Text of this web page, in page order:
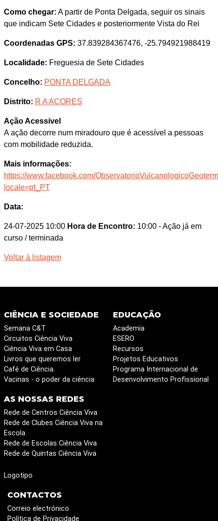
Como chegar: A partir de Ponta Delgada, seguir os sinais
que indicam Sete Cidades e posteriormente Vista do Rei
Coordenadas GPS: 37.839284367476, -25.794921988419
Localidade: Freguesia de Sete Cidades
Concelho: PONTA DELGADA
Distrito: R A ACORES
Ação Acessivel
A ação decorre num miradouro que é acessível a pessoas
com mobilidade reduzida.
Mais informações:
https://www.facebook.com/
locale=pt_PT
Data:
24-07-2025 10:00 Hora de Encontro: 10:00 - Ação já em
curso / terminada
Voltar à listagem
CIÊNCIA E SOCIEDADE
Semana C&T
Circuitos Ciência Viva
Ciência Viva em Casa
Livros que queremos ler
Café de Ciência
Vacinas - o poder da ciência
EDUCAÇÃO
Academia
ESERO
Recursos
Projetos Educativos
Programa Internacional de
Desenvolvimento Profissional
AS NOSSAS REDES
Rede de Centros Ciência Viva
Rede de Clubes Ciência Viva na
Escola
Rede de Escolas Ciência Viva
Rede de Quintas Ciência Viva
Logotipo
CONTACTOS
Correio electrónico
Política de Privacidade